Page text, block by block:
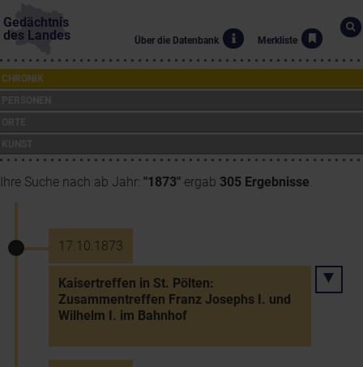
Gedächtnis
des Landes
Über die Datenbank Merkliste
CHRONIK
Ihre Suche nach ab Jahr: "1873" ergab 305 Ergebnisse.
17.10.1873
Kaisertreffen in St. Pölten:
Zusammentreffen Franz Josephs I. und
Wilhelm I. im Bahnhof